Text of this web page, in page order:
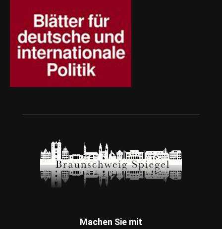
Machen Sie mit